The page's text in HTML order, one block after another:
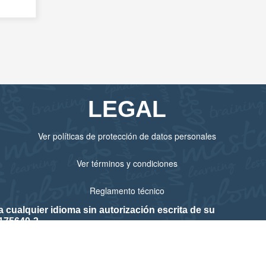
LEGAL
Ver políticas de protección de datos personales
Ver términos y condiciones
Reglamento técnico
cualquier idioma sin autorización escrita de su
3